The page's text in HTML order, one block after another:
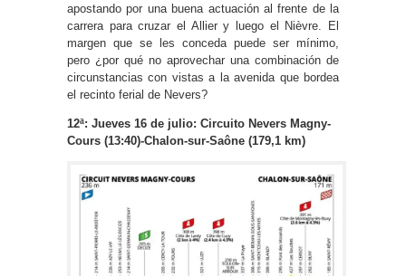
apostando por una buena actuación al frente de la
carrera para cruzar el Allier y luego el Nièvre. El
margen que se les conceda puede ser mínimo,
pero ¿por qué no aprovechar una combinación de
circunstancias con vistas a la avenida que bordea
el recinto ferial de Nevers?
12ª: Jueves 16 de julio: Circuito Nevers Magny-
Cours (13:40)-Chalon-sur-Saône (179,1 km)